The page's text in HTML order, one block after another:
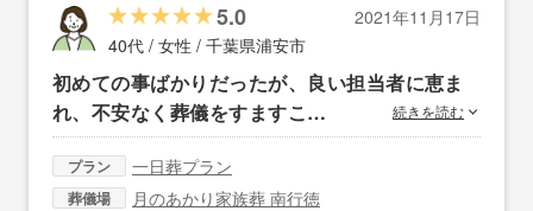
5.0
2021年11月17日
40代 / 女性 / 千葉県浦安市
初めての事ばかりだったが、良い担当者に恵ま
れ、不安なく葬儀をすますこ…
続きを読む
プラン 一日葬プラン
葬儀場 月のあかり家族葬 南行徳